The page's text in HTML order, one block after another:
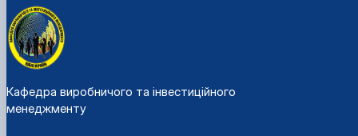
Кафедра виробничого та інвестиційного
менеджменту